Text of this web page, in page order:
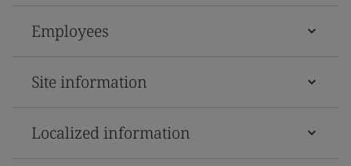
Employees
Site information
Localized information